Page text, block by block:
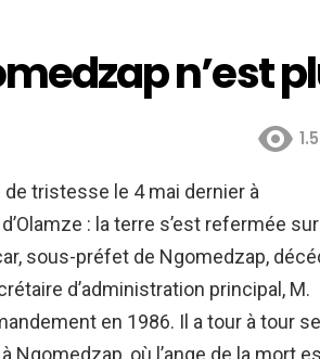
n’est
tristesse le 4 mai dernier à
: la terre s’est refermée sur
sous-préfet de Ngomedzap,
d’administration principal, M.
en 1986. Il a tour à tour
Ngomedzap, où l’ange de la mort